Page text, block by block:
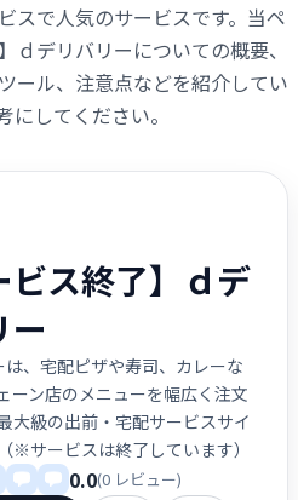
スで人気のサービスです。当ペ
ｄデリバリーについての概要、
ール、注意点などを紹介してい
にしてください。
ビス終了】ｄデ
ー
、宅配ピザや寿司、カレーな
ーン店のメニューを幅広く注文
大級の出前・宅配サービスサイ
※サービスは終了しています）
0.0(0 レビュー)